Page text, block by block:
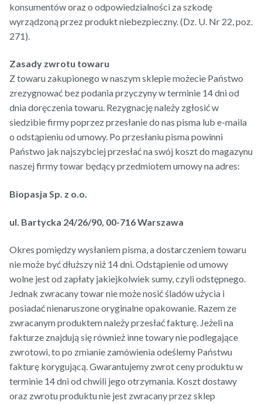
konsumentów oraz o odpowiedzialności za szkodę
wyrządzoną przez produkt niebezpieczny. (Dz. U. Nr 22, poz.
271).
Zasady zwrotu towaru
Z towaru zakupionego w naszym sklepie możecie Państwo
zrezygnować bez podania przyczyny w terminie 14 dni od
dnia doręczenia towaru. Rezygnację należy zgłosić w
siedzibie firmy poprzez przesłanie do nas pisma lub e-maila
o odstąpieniu od umowy. Po przesłaniu pisma powinni
Państwo jak najszybciej przesłać na swój koszt do magazynu
naszej firmy towar będący przedmiotem umowy na adres:
Biopasja Sp. z o.o.
ul. Bartycka 24/26/90, 00-716 Warszawa
Okres pomiędzy wysłaniem pisma, a dostarczeniem towaru
nie może być dłuższy niż 14 dni. Odstąpienie od umowy
wolne jest od zapłaty jakiejkolwiek sumy, czyli odstępnego.
Jednak zwracany towar nie może nosić śladów użycia i
posiadać nienaruszone oryginalne opakowanie. Razem ze
zwracanym produktem należy przesłać fakturę. Jeżeli na
fakturze znajdują się również inne towary nie podlegające
zwrotowi, to po zmianie zamówienia odeślemy Państwu
fakturę korygującą. Gwarantujemy zwrot ceny produktu w
terminie 14 dni od chwili jego otrzymania. Koszt dostawy
oraz zwrotu produktu nie jest zwracany przez sklep